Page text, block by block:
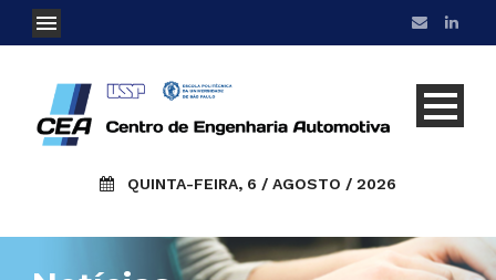
QUINTA-FEIRA, 6 / AGOSTO / 2026